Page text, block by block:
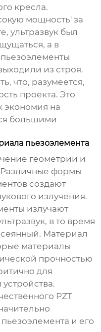
кресла.
мощность' за
ультразвук был
а в
пьезоэлементы
из строя.
что, разумеется,
проекта. Это
экономия на
большими
пьезоэлемента
геометрии и
Различные формы
создают
излучения.
излучают
в то время
Материал
материалы
прочностью
для
PZT
пьезоэлемента и его